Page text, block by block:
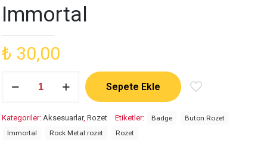
Immortal
₺ 30,00
adet
Sepete Ekle
Kategoriler: Aksesuarlar, Rozet Etiketler: Badge
Buton Rozet
Immortal
Rock Metal rozet Rozet